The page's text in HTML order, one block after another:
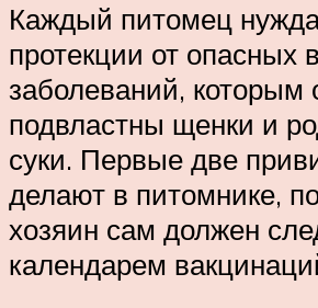
Каждый питомец
протекции от опасных
заболеваний, которым
подвластны щенки и
суки. Первые две
делают в питомнике,
хозяин сам должен
календарем